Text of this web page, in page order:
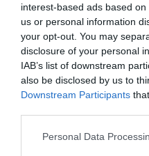
interest-based ads based
us or personal information
your opt-out. You may
disclosure of your personal
IAB’s list of downstream
also be disclosed by us to
Downstream Participants
Please note that this
Personal Data
Δερματολόγος
λόγος που πρέπει
φοράτε μακιγιάζ